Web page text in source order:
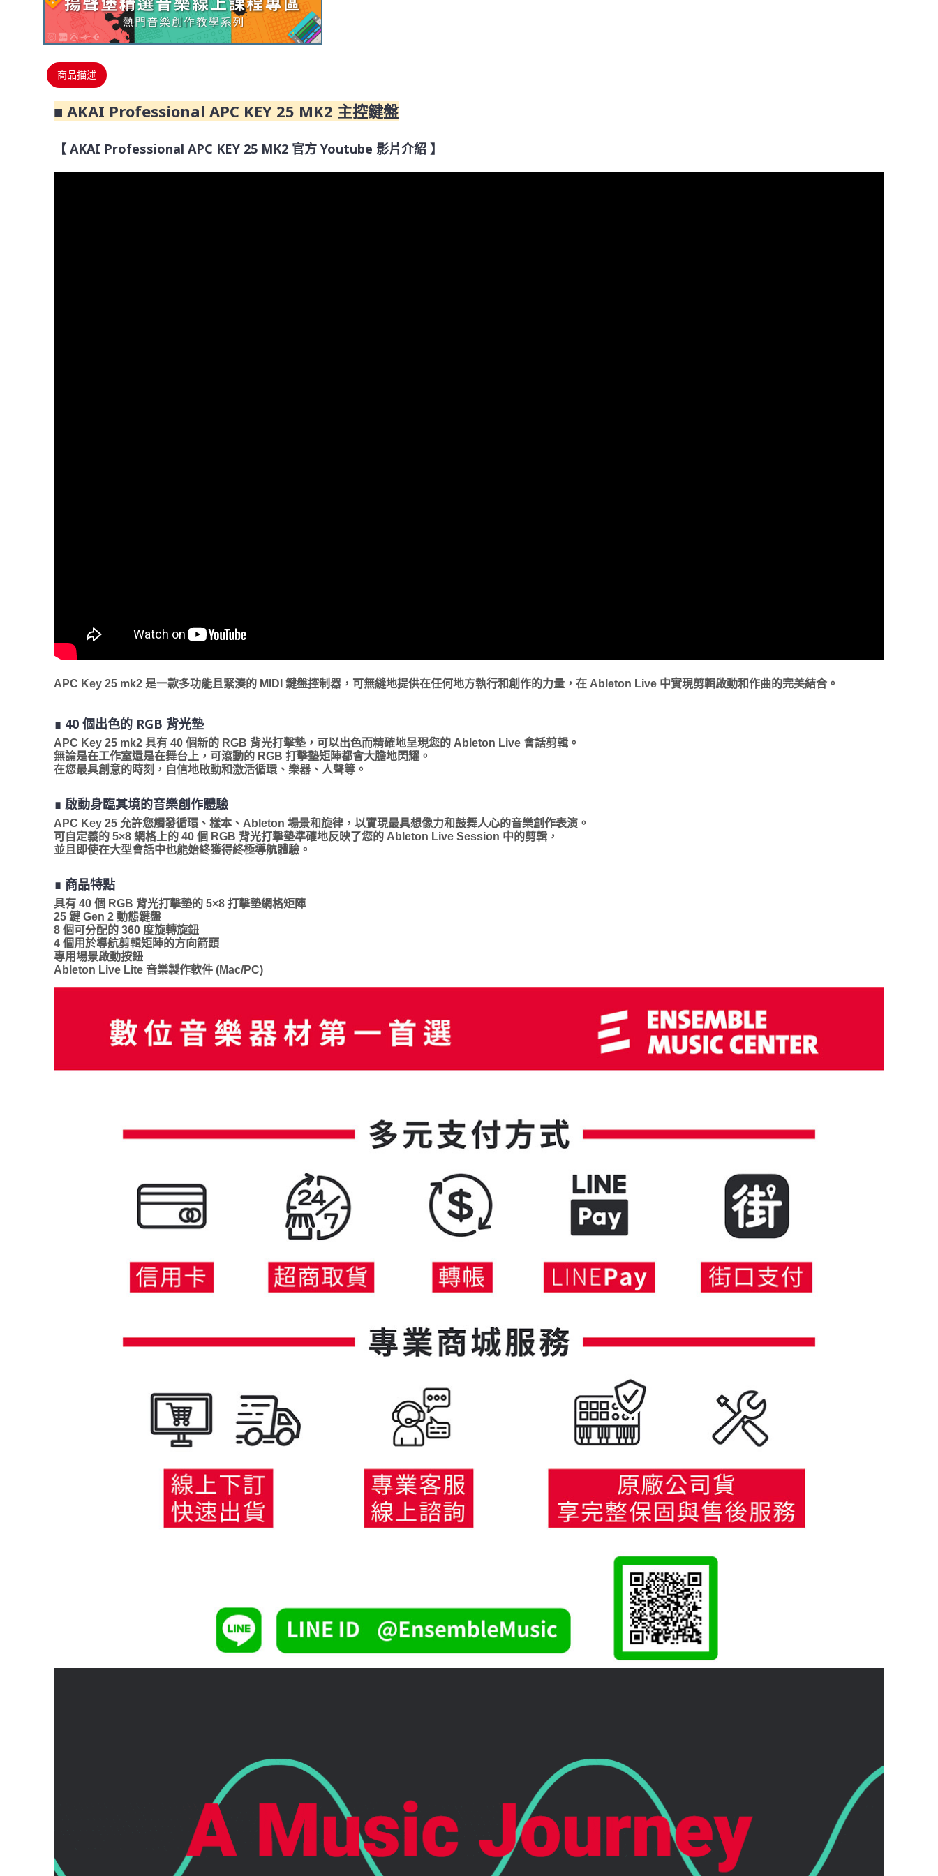
商品描述
■ AKAI Professional APC KEY 25 MK2 主控鍵盤
【 AKAI Professional APC KEY 25 MK2 官方 Youtube 影片介紹 】
APC Key 25 mk2 是一款多功能且緊湊的 MIDI 鍵盤控制器，可無縫地提供在任何地方執行和創作的力量，在 Ableton Live 中實現剪輯啟動和作曲的完美結合。
∎ 40 個出色的 RGB 背光墊
APC Key 25 mk2 具有 40 個新的 RGB 背光打擊墊，可以出色而精確地呈現您的 Ableton Live 會話剪輯。
無論是在工作室還是在舞台上，可滾動的 RGB 打擊墊矩陣都會大膽地閃耀。
在您最具創意的時刻，自信地啟動和激活循環、樂器、人聲等。
∎ 啟動身臨其境的音樂創作體驗
APC Key 25 允許您觸發循環、樣本、Ableton 場景和旋律，以實現最具想像力和鼓舞人心的音樂創作表演。
可自定義的 5×8 網格上的 40 個 RGB 背光打擊墊準確地反映了您的 Ableton Live Session 中的剪輯，
並且即使在大型會話中也能始終獲得終極導航體驗。
∎ 商品特點
具有 40 個 RGB 背光打擊墊的 5×8 打擊墊網格矩陣
25 鍵 Gen 2 動態鍵盤
8 個可分配的 360 度旋轉旋鈕
4 個用於導航剪輯矩陣的方向箭頭
專用場景啟動按鈕
Ableton Live Lite 音樂製作軟件 (Mac/PC)